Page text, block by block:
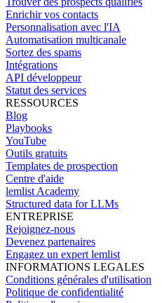
Enrichir vos contacts
Personnalisation avec l'IA
Automatisation multicanale
Sortez des spams
Intégrations
API développeur
Statut des services
RESSOURCES
Blog
Playbooks
YouTube
Outils gratuits
Templates de prospection
Centre d'aide
lemlist Academy
Structured data for LLMs
ENTREPRISE
Rejoignez-nous
Devenez partenaires
Engagez un expert lemlist
INFORMATIONS LEGALES
Conditions générales d'utilisation
Politique de confidentialité